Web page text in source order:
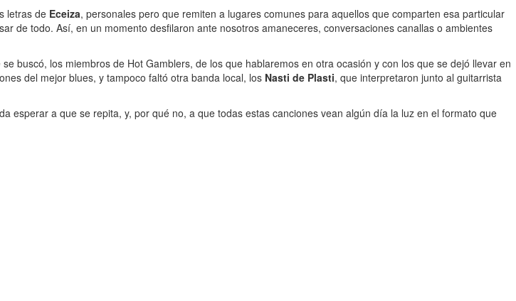
letras de Eceiza, personales pero que remiten a lugares comunes para aquellos que comparten esa particular
de todo. Así, en un momento desfilaron ante nosotros amaneceres, conversaciones canallas o ambientes
buscó, los miembros de Hot Gamblers, de los que hablaremos en otra ocasión y con los que se dejó llevar en
del mejor blues, y tampoco faltó otra banda local, los Nasti de Plasti, que interpretaron junto al guitarrista
esperar a que se repita, y, por qué no, a que todas estas canciones vean algún día la luz en el formato que